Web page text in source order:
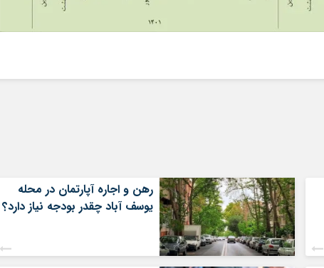
رهن و اجاره آپارتمان در محله
یوسف آباد چقدر بودجه نیاز دارد؟